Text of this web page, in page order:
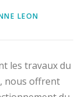
LEON
les travaux du
nous offrent